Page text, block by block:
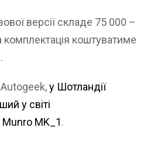
версії складе 75 000 –
комплектація коштуватиме
у Шотландії
у світі
MK_1.